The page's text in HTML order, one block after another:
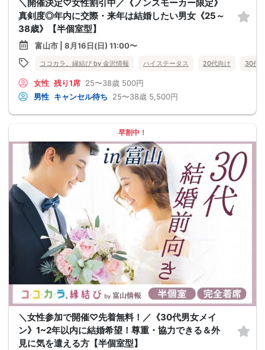
＼開催決定♡女性割引中／《ノンスモーカー限定》
真剣度◎年内に交際・来年は結婚したい男女《25～
38歳》【半個室型】
富山市 | 8月16日(日) 11:00〜
ココカラ。縁結び by 金沢情報 ハイステータス 20代向け 30代
女性 残り1席 25〜38歳 500円
男性 キャンセル待ち 25〜38歳 5,500円
早割中！
＼女性参加で開催♡先着無料！／《30代男女メイ
ン》1~2年以内に結婚希望！尊重・協力できる＆外
見に気を遣える方【半個室型】